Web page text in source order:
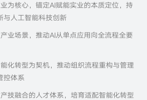
为核心，锚定AI赋能实业的本质定位，持
与人工智能科技创新
业场景，推动AI从单点应用向全流程全要
化转型为契机，推动组织流程重构与管理
控体系
技融合的人才体系，培育适配智能化转型